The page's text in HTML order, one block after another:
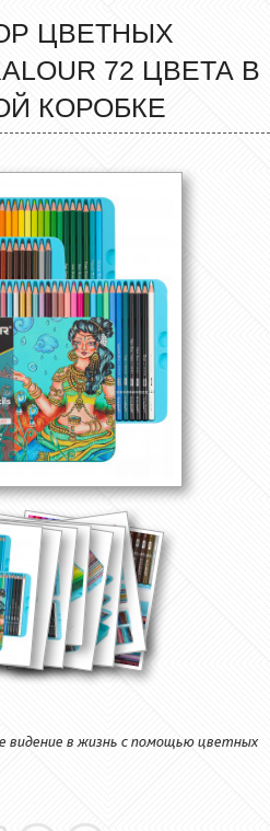
ЦВЕТНЫХ
72 ЦВЕТА В
КОРОБКЕ
видение в жизнь с помощью цветных